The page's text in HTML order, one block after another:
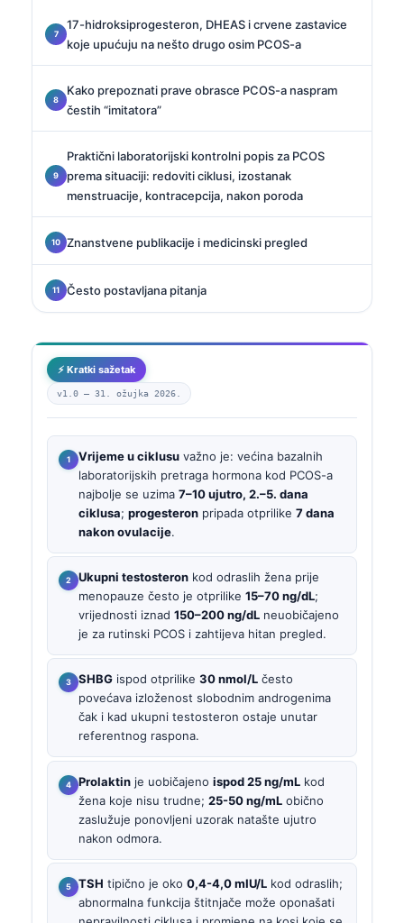
17-hidroksiprogesteron, DHEAS i crvene zastavice
koje upućuju na nešto drugo osim PCOS-a
Kako prepoznati prave obrasce PCOS-a naspram
čestih “imitatora”
Praktični laboratorijski kontrolni popis za PCOS
prema situaciji: redoviti ciklusi, izostanak
menstruacije, kontracepcija, nakon poroda
Znanstvene publikacije i medicinski pregled
Često postavljana pitanja
⚡ Kratki sažetak
v1.0 — 31. ožujka 2026.
Vrijeme u ciklusu važno je: većina bazalnih
laboratorijskih pretraga hormona kod PCOS-a
najbolje se uzima 7–10 ujutro, 2.–5. dana
ciklusa; progesteron pripada otprilike 7 dana
nakon ovulacije.
Ukupni testosteron kod odraslih žena prije
menopauze često je otprilike 15–70 ng/dL;
vrijednosti iznad 150–200 ng/dL neuobičajeno
je za rutinski PCOS i zahtijeva hitan pregled.
SHBG ispod otprilike 30 nmol/L često
povećava izloženost slobodnim androgenima
čak i kad ukupni testosteron ostaje unutar
referentnog raspona.
Prolaktin je uobičajeno ispod 25 ng/mL kod
žena koje nisu trudne; 25-50 ng/mL obično
zaslužuje ponovljeni uzorak natašte ujutro
nakon odmora.
TSH tipično je oko 0,4-4,0 mIU/L kod odraslih;
abnormalna funkcija štitnjače može oponašati